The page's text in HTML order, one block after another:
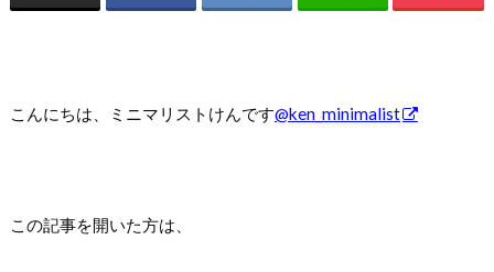
こんにちは、ミニマリストけんです@ken_minimalist
この記事を開いた方は、